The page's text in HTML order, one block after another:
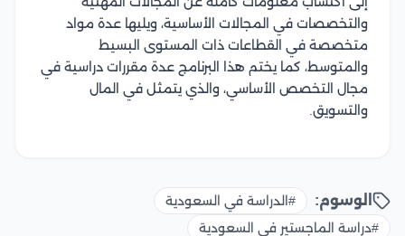
والتخصصات في المجالات الأساسية، ويليها عدة مواد
متخصصة في القطاعات ذات المستوى البسيط
والمتوسط، كما يختم هذا البرنامج عدة مقررات دراسية في
مجال التخصص الأساسي، والذي يتمثل في المال
والتسويق.
الوسوم:
#الدراسة في السعودية
#دراسة الماجستير في السعودية